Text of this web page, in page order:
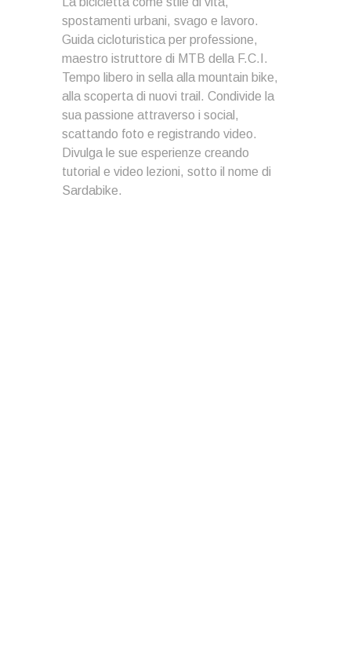
spostamenti urbani, svago e lavoro.
Guida cicloturistica per professione,
maestro istruttore di MTB della F.C.I.
Tempo libero in sella alla mountain bike,
alla scoperta di nuovi trail. Condivide la
sua passione attraverso i social,
scattando foto e registrando video.
Divulga le sue esperienze creando
tutorial e video lezioni, sotto il nome di
Sardabike.